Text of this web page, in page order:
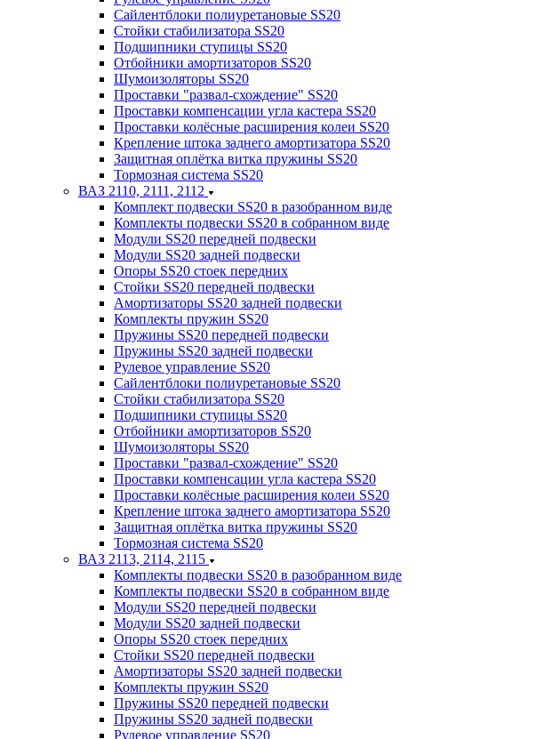
Сайлентблоки полиуретановые SS20
Стойки стабилизатора SS20
Подшипники ступицы SS20
Отбойники амортизаторов SS20
Шумоизоляторы SS20
Проставки "развал-схождение" SS20
Проставки компенсации угла кастера SS20
Проставки колёсные расширения колеи SS20
Крепление штока заднего амортизатора SS20
Защитная оплётка витка пружины SS20
Тормозная система SS20
ВАЗ 2110, 2111, 2112
Комплект подвески SS20 в разобранном виде
Комплекты подвески SS20 в собранном виде
Модули SS20 передней подвески
Модули SS20 задней подвески
Опоры SS20 стоек передних
Стойки SS20 передней подвески
Амортизаторы SS20 задней подвески
Комплекты пружин SS20
Пружины SS20 передней подвески
Пружины SS20 задней подвески
Рулевое управление SS20
Сайлентблоки полиуретановые SS20
Стойки стабилизатора SS20
Подшипники ступицы SS20
Отбойники амортизаторов SS20
Шумоизоляторы SS20
Проставки "развал-схождение" SS20
Проставки компенсации угла кастера SS20
Проставки колёсные расширения колеи SS20
Крепление штока заднего амортизатора SS20
Защитная оплётка витка пружины SS20
Тормозная система SS20
ВАЗ 2113, 2114, 2115
Комплекты подвески SS20 в разобранном виде
Комплекты подвески SS20 в собранном виде
Модули SS20 передней подвески
Модули SS20 задней подвески
Опоры SS20 стоек передних
Стойки SS20 передней подвески
Амортизаторы SS20 задней подвески
Комплекты пружин SS20
Пружины SS20 передней подвески
Пружины SS20 задней подвески
Рулевое управление SS20